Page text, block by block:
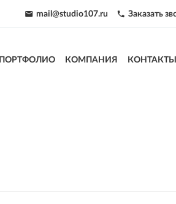
 mail@studio107.ru  Заказать
ПОРТФОЛИО КОМПАНИЯ КОНТАКТЫ